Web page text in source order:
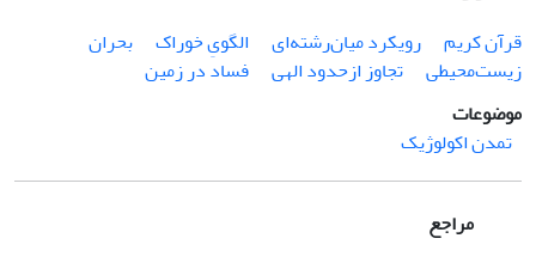
قرآن کریم
رویکرد میان‌رشته‌ای الگویِ خوراک
بحران
زیست‌محیطی
تجاوز ازحدود الهی
فساد در زمین
موضوعات
تمدن اکولوژیک
مراجع